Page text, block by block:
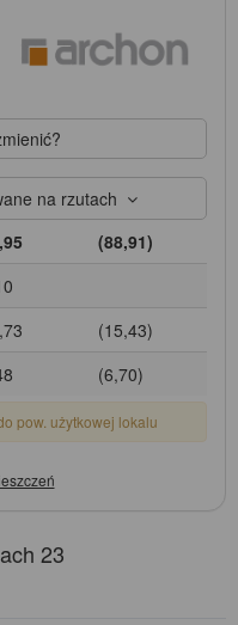
na rzutach
(88,91)
(15,43)
(6,70)
pow. użytkowej lokalu
23